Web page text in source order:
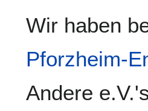
Wir haben
Pforzheim-
Andere